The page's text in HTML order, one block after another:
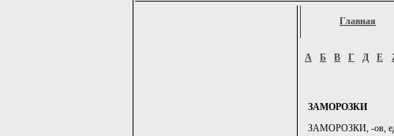
Главная
А Б В Г Д Е
ЗАМОРОЗКИ
ЗАМОРОЗКИ, -ов, ед.